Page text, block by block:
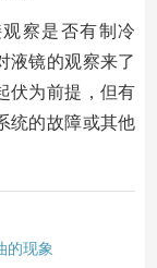
察是否有制冷
液镜的观察来了
伏为前提，但有
统的故障或其他
的现象